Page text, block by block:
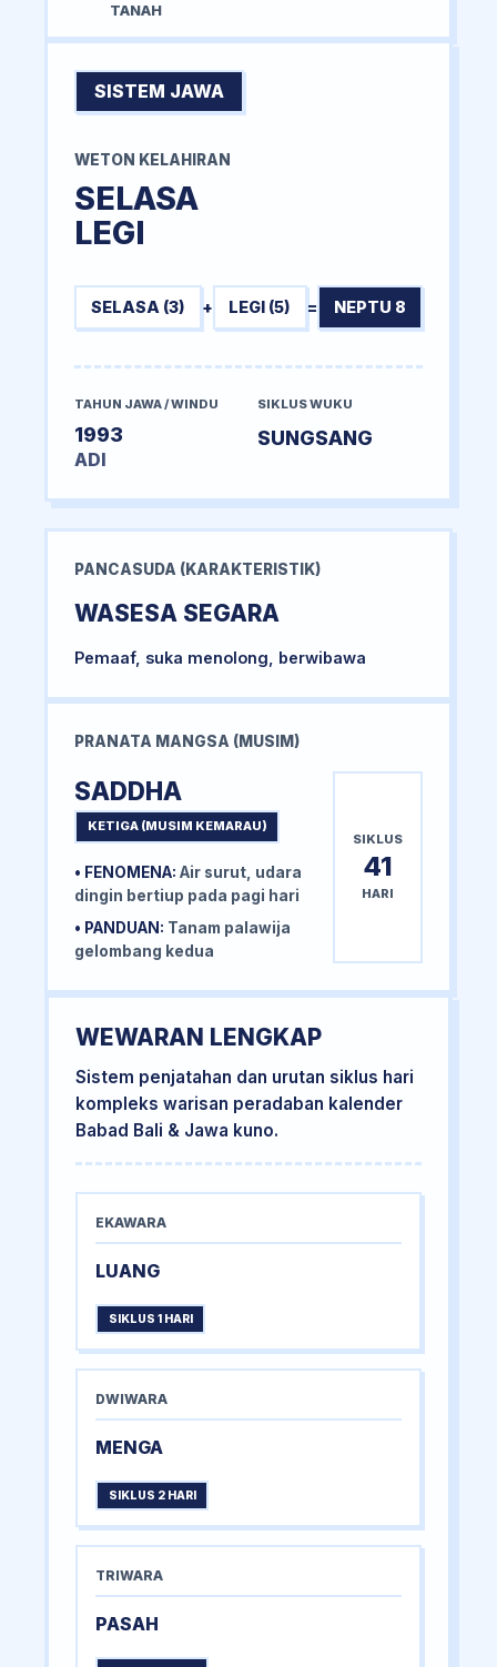
TANAH
SISTEM JAWA
WETON KELAHIRAN
SELASA
LEGI
SELASA (3) + LEGI (5) = NEPTU 8
TAHUN JAWA / WINDU
1993
ADI
SIKLUS WUKU
SUNGSANG
PANCASUDA (KARAKTERISTIK)
WASESA SEGARA
Pemaaf, suka menolong, berwibawa
PRANATA MANGSA (MUSIM)
SADDHA
KETIGA (MUSIM KEMARAU)
• FENOMENA: Air surut, udara
dingin bertiup pada pagi hari
• PANDUAN: Tanam palawija
gelombang kedua
SIKLUS
41
HARI
WEWARAN LENGKAP
Sistem penjatahan dan urutan siklus hari
kompleks warisan peradaban kalender
Babad Bali & Jawa kuno.
EKAWARA
LUANG
SIKLUS 1 HARI
DWIWARA
MENGA
SIKLUS 2 HARI
TRIWARA
PASAH